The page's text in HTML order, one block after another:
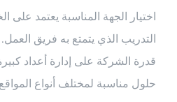
اختيار الجهة المناسبة يعتمد على
التدريب الذي يتمتع به فريق
قدرة الشركة على إدارة أعداد
حلول مناسبة لمختلف أنواع